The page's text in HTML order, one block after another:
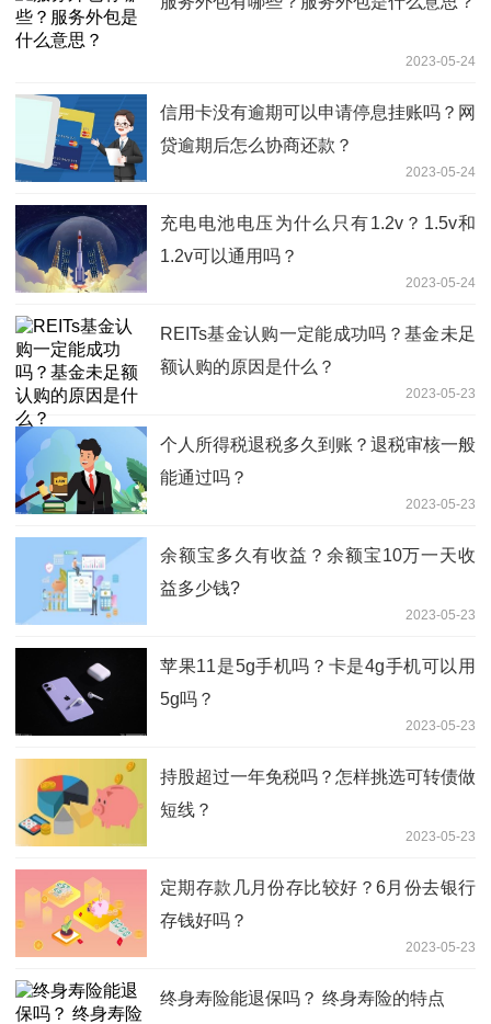
2023-05-24
信用卡没有逾期可以申请停息挂账吗？网
贷逾期后怎么协商还款？
2023-05-24
充电电池电压为什么只有1.2v？1.5v和
1.2v可以通用吗？
2023-05-24
REITs基金认购一定能成功吗？基金未足
额认购的原因是什么？
2023-05-23
个人所得税退税多久到账？退税审核一般
能通过吗？
2023-05-23
余额宝多久有收益？余额宝10万一天收
益多少钱?
2023-05-23
苹果11是5g手机吗？卡是4g手机可以用
5g吗？
2023-05-23
持股超过一年免税吗？怎样挑选可转债做
短线？
2023-05-23
定期存款几月份存比较好？6月份去银行
存钱好吗？
2023-05-23
终身寿险能退保吗？ 终身寿险的特点